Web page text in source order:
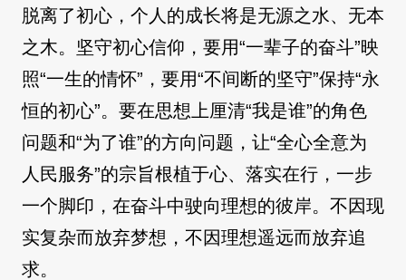
脱离了初心，个人的成长将是无源之水、无本
之木。坚守初心信仰，要用“一辈子的奋斗”映
照“一生的情怀”，要用“不间断的坚守”保持“永
恒的初心”。要在思想上厘清“我是谁”的角色
问题和“为了谁”的方向问题，让“全心全意为
人民服务”的宗旨根植于心、落实在行，一步
一个脚印，在奋斗中驶向理想的彼岸。不因现
实复杂而放弃梦想，不因理想遥远而放弃追
求。